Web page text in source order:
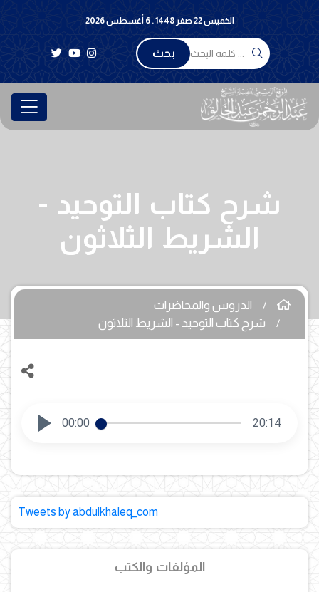
الخميس 22 صفر 1448 . 6 أغسطس 2026
بحث
شرح كتاب التوحيد -
الشريط الثلاثون
الدروس والمحاضرات
شرح كتاب التوحيد - الشريط الثلاثون
00:00 20:14
Tweets by abdulkhaleq_com
المؤلفات والكتب